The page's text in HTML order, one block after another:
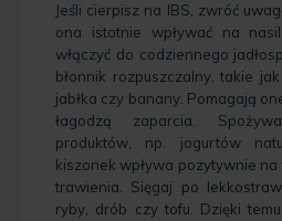
Jeśli cierpisz na IBS, zwróć
ona istotnie wpływać na
włączyć do codziennego
błonnik rozpuszczalny, takie
jabłka czy banany. Pomagają
łagodzą zaparcia.
produktów, np. jogurtów
kiszonek wpływa pozytywnie
trawienia. Sięgaj po
ryby, drób czy tofu. Dzięki